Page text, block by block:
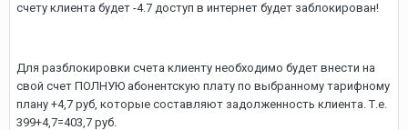
счету клиента будет -4.7 доступ в интернет будет заблокирован!
Для разблокировки счета клиенту необходимо будет внести на
свой счет ПОЛНУЮ абонентскую плату по выбранному тарифному
плану +4,7 руб, которые составляют задолженность клиента. Т.е.
399+4,7=403,7 руб.